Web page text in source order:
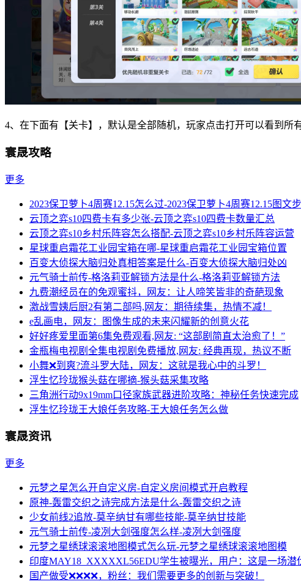
4、在下面有【关卡】，默认是全部随机，玩家点击打开可以看到所
寰晟攻略
更多
2023保卫萝卜4周赛12.15怎么过-2023保卫萝卜4周赛12.15图文
云顶之弈s10四费卡有多少张-云顶之弈s10四费卡数量汇总
云顶之弈s10乡村乐阵容怎么搭配-云顶之弈s10乡村乐阵容运营
星球重启霜花工业园宝箱在哪-星球重启霜花工业园宝箱位置
百变大侦探大脑归处真相答案是什么-百变大侦探大脑归处凶
元气骑士前传-格洛莉亚解锁方法是什么-格洛莉亚解锁方法
九费潮经员在的免观蜜抖，网友：让人啼笑皆非的奇葩现象
激战雪姨后厨2有第二部吗,网友：期待续集，热情不减！
e乱画电，网友：图像生成的未来闪耀新的创意火花
好好疼爱里面第6集免费观看,网友: “这部剧简直太治愈了！”
金瓶梅电视剧全集电视剧免费播放,网友: 经典再现，热议不断
小舞❌到爽?流斗罗大陆，网友：这就是我心中的斗罗！
浮生忆玲珑猴头菇在哪摘-猴头菇采集攻略
三角洲行动9x19mm口径家族武器进阶攻略：神秘任务快速完成
浮生忆玲珑王大娘任务攻略-王大娘任务怎么做
寰晟资讯
更多
元梦之星怎么开自定义房-自定义房间模式开启教程
原神-轰雷交织之诗完成方法是什么-轰雷交织之诗
少女前线2追放-莫辛纳甘有哪些技能-莫辛纳甘技能
元气骑士前传-凌冽大剑强度怎么样-凌冽大剑强度
元梦之星绣球滚滚地图模式怎么玩-元梦之星绣球滚滚地图模
印度MAY18_XXXXXL56EDU学生被曝光，用户：这是一场潜
国产做受❌❌❌❌，粉丝：我们需要更多的创新与突破！